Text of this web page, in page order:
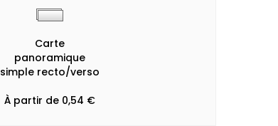
Carte
panoramique
simple recto/verso
À partir de 0,54 €